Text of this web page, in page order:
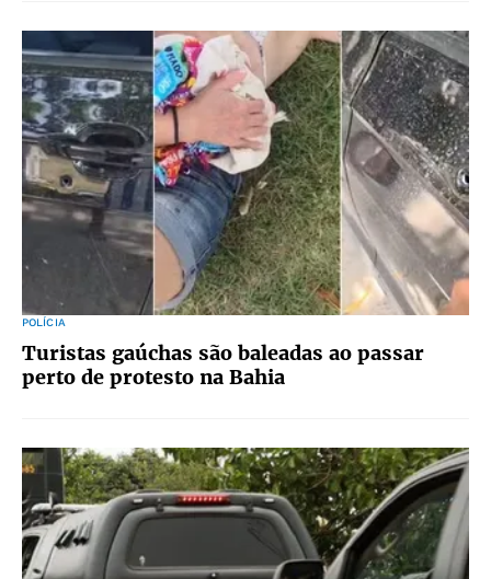
POLÍCIA
Turistas gaúchas são baleadas ao passar
perto de protesto na Bahia